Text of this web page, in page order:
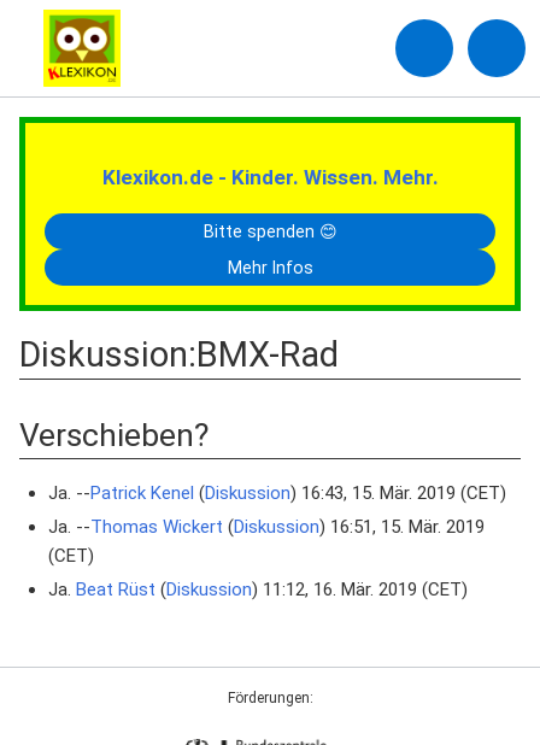
Klexikon.de - Kinder. Wissen. Mehr.
Bitte spenden 😊
Mehr Infos
Diskussion:BMX-Rad
Verschieben?
Ja. --Patrick Kenel (Diskussion) 16:43, 15. Mär. 2019 (CET)
Ja. --Thomas Wickert (Diskussion) 16:51, 15. Mär. 2019
(CET)
Ja. Beat Rüst (Diskussion) 11:12, 16. Mär. 2019 (CET)
Förderungen: